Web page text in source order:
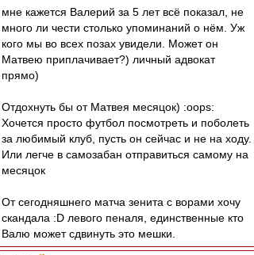
мне кажется Валерий за 5 лет всё показал, не
много ли чести столько упоминаний о нём. Уж
кого мы во всех позах увидели. Может он
Матвею приплачивает?) личный адвокат
прямо)
Отдохнуть бы от Матвея месяцок) :oops:
Хочется просто футбол посмотреть и поболеть
за любимый клуб, пусть он сейчас и не на ходу.
Или легче в самозабан отправиться самому на
месяцок
От сегодняшнего матча зенита с ворами хочу
скандала :D левого пеналя, единственные кто
Валю может сдвинуть это мешки.